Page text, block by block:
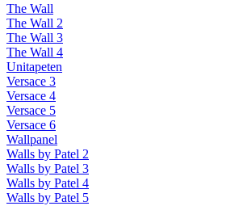
The Wall
The Wall 2
The Wall 3
The Wall 4
Unitapeten
Versace 3
Versace 4
Versace 5
Versace 6
Wallpanel
Walls by Patel 2
Walls by Patel 3
Walls by Patel 4
Walls by Patel 5